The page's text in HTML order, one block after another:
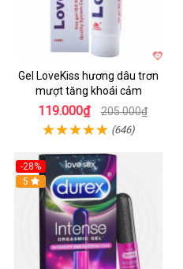
Gel LoveKiss hương dâu trơn
mượt tăng khoái cảm
119.000₫ 205.000₫
(646)
-28%
5